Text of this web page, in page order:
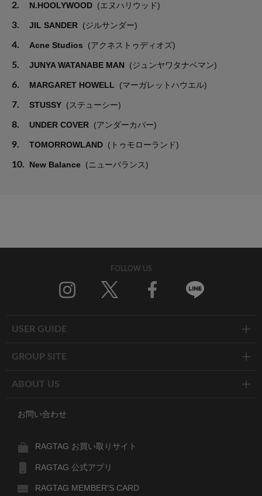
2. N.HOOLYWOOD (エヌハリウッド)
3. JIL SANDER (ジルサンダー)
4. Acne Studios (アクネストゥディオズ)
5. JUNYA WATANABE MAN (ジュンヤワタナベマン)
6. MARGARET HOWELL (マーガレットハウエル)
7. STUSSY (ステューシー)
8. UNDER COVER (アンダーカバー)
9. TOMORROWLAND (トゥモローランド)
10. New Balance (ニューバランス)
FOLLOW US
USER GUIDE
GROUP SITE
ABOUT US
お問い合わせ
RAGTAG お買い取りサイト
RAGTAG 公式アプリ
RAGTAG MEMBER'S CARD